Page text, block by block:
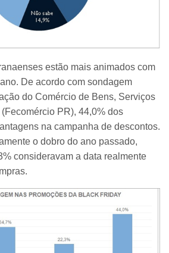
estão mais animados com
De acordo com sondagem
do Comércio de Bens, Serviços
PR), 44,0% dos
na campanha de descontos.
o dobro do ano passado,
consideravam a data realmente